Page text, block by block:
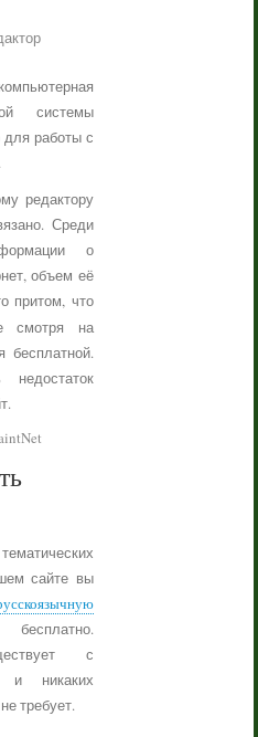
системы
для работы с
редактору
Среди
о
объем её
притом, что
смотря на
бесплатной.
сайте вы
с
и никаких
требует.